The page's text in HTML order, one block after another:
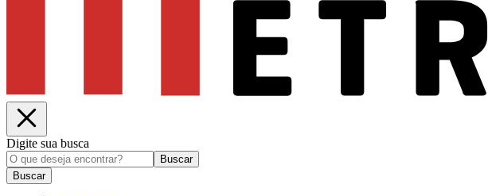
Digite sua busca
Buscar
Buscar